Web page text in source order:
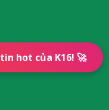
hot của K16! 🚀